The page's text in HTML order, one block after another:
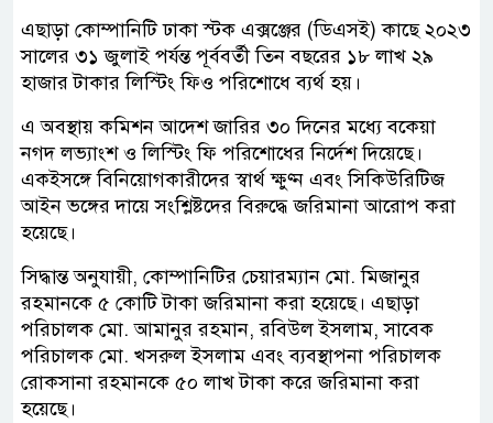
এছাড়া কোম্পানিটি ঢাকা স্টক এক্সঞ্জের (ডিএসই) কাছে ২০২৩
সালের ৩১ জুলাই পর্যন্ত পূর্ববর্তী তিন বছরের ১৮ লাখ ২৯
হাজার টাকার লিস্টিং ফিও পরিশোধে ব্যর্থ হয়।
এ অবস্থায় কমিশন আদেশ জারির ৩০ দিনের মধ্যে বকেয়া
নগদ লভ্যাংশ ও লিস্টিং ফি পরিশোধের নির্দেশ দিয়েছে।
একইসঙ্গে বিনিয়োগকারীদের স্বার্থ ক্ষুণ্ন এবং সিকিউরিটিজ
আইন ভঙ্গের দায়ে সংশ্লিষ্টদের বিরুদ্ধে জরিমানা আরোপ করা
হয়েছে।
সিদ্ধান্ত অনুযায়ী, কোম্পানিটির চেয়ারম্যান মো. মিজানুর
রহমানকে ৫ কোটি টাকা জরিমানা করা হয়েছে। এছাড়া
পরিচালক মো. আমানুর রহমান, রবিউল ইসলাম, সাবেক
পরিচালক মো. খসরুল ইসলাম এবং ব্যবস্থাপনা পরিচালক
রোকসানা রহমানকে ৫০ লাখ টাকা করে জরিমানা করা
হয়েছে।